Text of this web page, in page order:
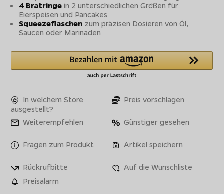
4 Bratringe in 2 unterschiedlichen Größen für
Eierspeisen und Pancakes
Squeezeflaschen zum präzisen Dosieren von Öl,
Saucen oder Marinaden
In welchem Store
ausgestellt?
Preis vorschlagen
Weiterempfehlen Günstiger gesehen
Fragen zum Produkt Artikel speichern
Rückrufbitte
Auf die Wunschliste
Preisalarm